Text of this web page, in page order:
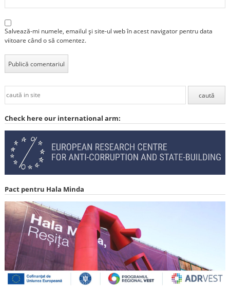
Salvează-mi numele, emailul și site-ul web în acest navigator pentru data
viitoare când o să comentez.
Check here our international arm:
Pact pentru Hala Minda